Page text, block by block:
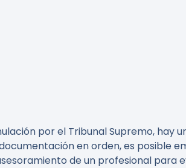
por el Tribunal Supremo, hay
en orden, es posible
de un profesional para